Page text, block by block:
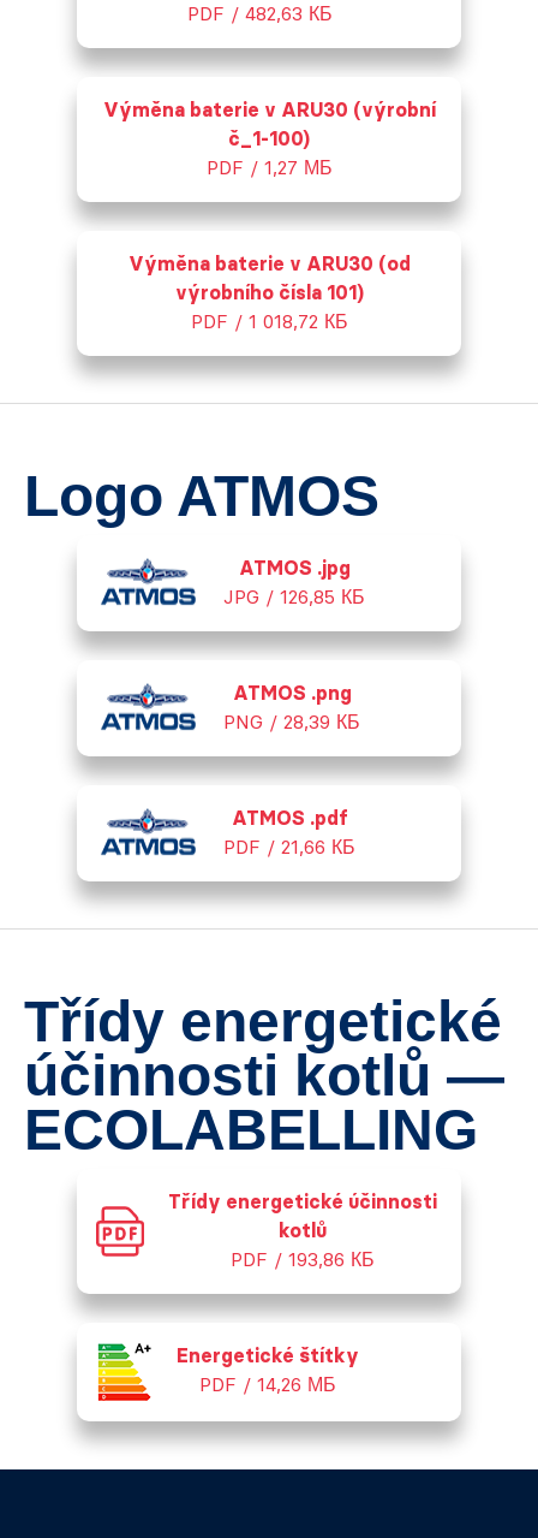
PDF / 482,63 КБ
Výměna baterie v ARU30 (výrobní
č_1-100)
PDF / 1,27 МБ
Výměna baterie v ARU30 (od
výrobního čísla 101)
PDF / 1 018,72 КБ
Logo ATMOS
ATMOS .jpg
JPG / 126,85 КБ
ATMOS .png
PNG / 28,39 КБ
ATMOS .pdf
PDF / 21,66 КБ
Třídy energetické
účinnosti kotlů —
ECOLABELLING
Třídy energetické účinnosti
kotlů
PDF / 193,86 КБ
Energetické štítky
PDF / 14,26 МБ